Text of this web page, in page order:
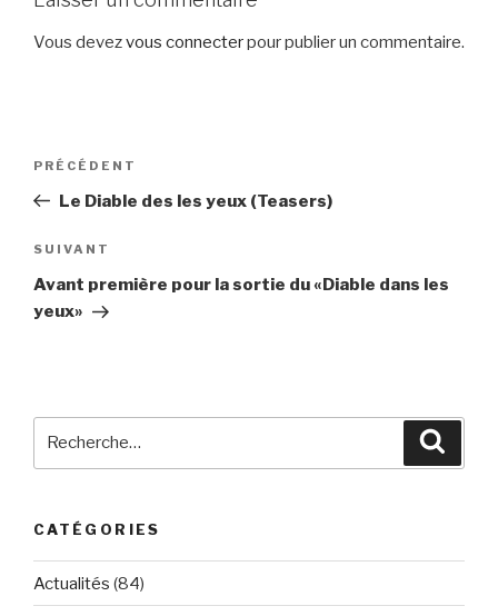
Vous devezvous connecterpour publier un commentaire.
Navigation
l’article
Article
précédent
PRÉCÉDENT
Le Diable des les yeux (Teasers)
Article
suivant
SUIVANT
Avant première pour la sortie du «Diable dans les
yeux»
CATÉGORIES
Actualités (84)